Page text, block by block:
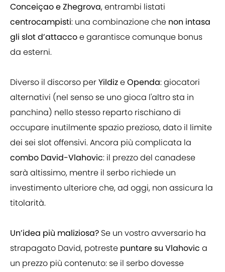
Conceiçao e Zhegrova, entrambi listati
centrocampisti: una combinazione che non intasa
gli slot d’attaccoe garantisce comunque bonus
da esterni.
Diverso il discorso perYildizeOpenda: giocatori
alternativi (nel senso se uno gioca l'altro sta in
panchina) nello stesso reparto rischiano di
occupare inutilmente spazio prezioso, dato il limite
dei sei slot offensivi. Ancora più complicata la
combo David-Vlahovic: il prezzo del canadese
sarà altissimo, mentre il serbo richiede un
investimento ulteriore che, ad oggi, non assicura la
titolarità.
Un’idea più maliziosa? Se un vostro avversario ha
strapagato David, potreste puntare su Vlahovic a
un prezzo più contenuto: se il serbo dovesse